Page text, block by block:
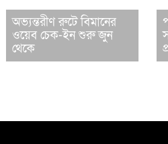
অভ‍্যন্তরীণ রুটে বিমানের
ওয়েব চেক-ইন শুরু জুন
থেকে